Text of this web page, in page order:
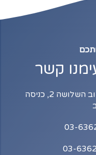
קשר
סי.אמ.אס קומפיוסנטר בע"מ רחוב השלושה 2, כניסה